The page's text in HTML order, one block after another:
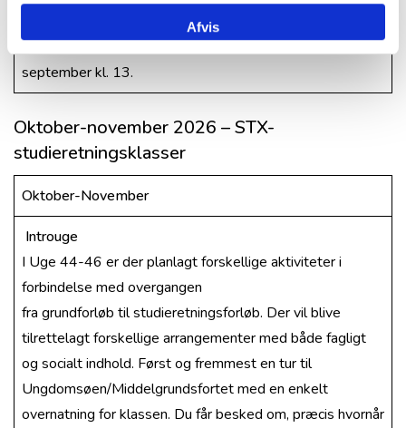
Afvis
Ungdomsøen vil der være forskellige faglige og sociale
aktiviteter. Der er hjemkomst til Nyhavn 11.
september kl. 13.
Oktober-november 2026 – STX-
studieretningsklasser
Oktober-November
Introuge
I Uge 44-46 er der planlagt forskellige aktiviteter i
forbindelse med overgangen
fra grundforløb til studieretningsforløb. Der vil blive
tilrettelagt forskellige arrangementer med både fagligt
og socialt indhold. Først og fremmest en tur til
Ungdomsøen/Middelgrundsfortet med en enkelt
overnatning for klassen. Du får besked om, præcis hvornår